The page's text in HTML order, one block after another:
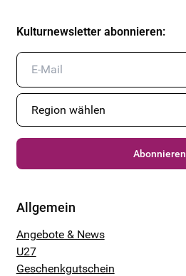
Kulturnewsletter abonnieren:
Abonnieren
Allgemein
Angebote & News
U27
Geschenkgutschein